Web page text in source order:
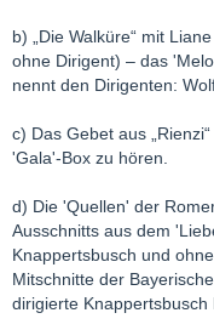
b) „Die Walküre“ mit
ohne Dirigent) – das
nennt den Dirigenten:
c) Das Gebet aus
'Gala'-Box zu hören.
d) Die 'Quellen' der
Ausschnitts aus dem
Knappertsbusch und
Mitschnitte der
dirigierte Knappertsbusch